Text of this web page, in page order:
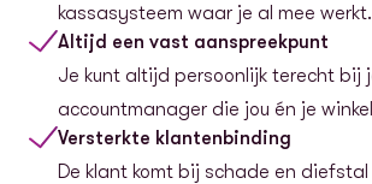
kassasysteem waar je al mee werkt.
Altijd een vast aanspreekpunt
Je kunt altijd persoonlijk terecht bij
accountmanager die jou én je
Versterkte klantenbinding
De klant komt bij schade en